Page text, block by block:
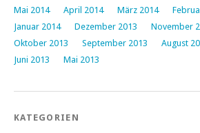
Mai 2014
April 2014 März 2014
Januar 2014
Dezember 2013
November
Oktober 2013
September 2013 August
Juni 2013
Mai 2013
KATEGORIEN